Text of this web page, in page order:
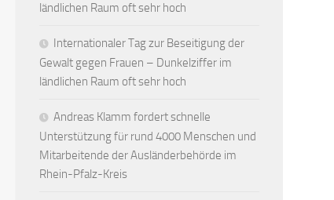
ländlichen Raum oft sehr hoch
Internationaler Tag zur Beseitigung der
Gewalt gegen Frauen – Dunkelziffer im
ländlichen Raum oft sehr hoch
Andreas Klamm fordert schnelle
Unterstützung für rund 4000 Menschen und
Mitarbeitende der Ausländerbehörde im
Rhein-Pfalz-Kreis